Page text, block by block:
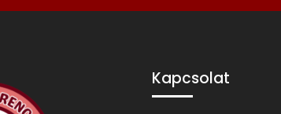
Kapcsolat